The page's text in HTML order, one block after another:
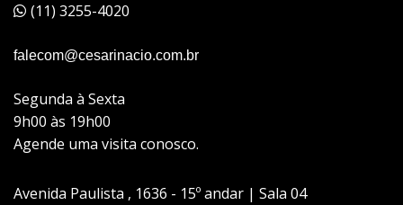
(11) 3255-4020
falecom@cesarinacio.com.br
Segunda à Sexta
9h00 às 19h00
Agende uma visita conosco.
Avenida Paulista , 1636 - 15º andar | Sala 04